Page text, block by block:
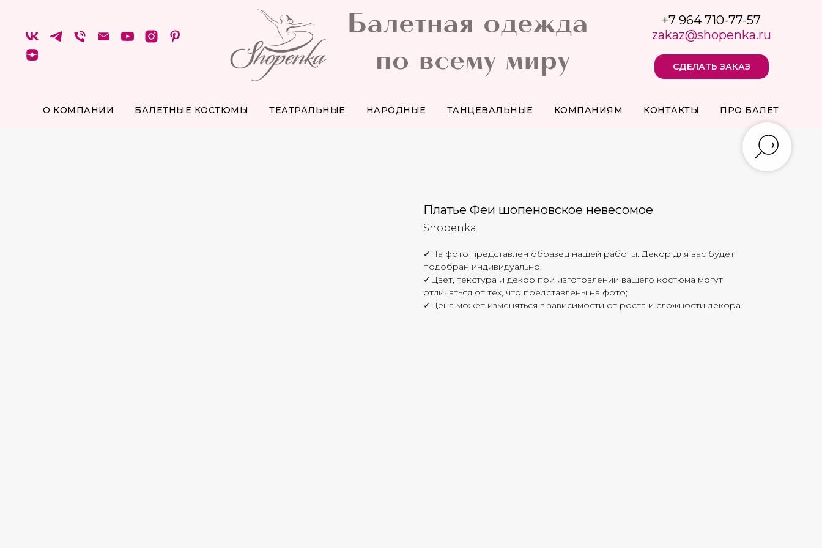
+7 964 710-77-57
zakaz@shopenka.ru
СДЕЛАТЬ ЗАКАЗ
О КОМПАНИИ БАЛЕТНЫЕ КОСТЮМЫ ТЕАТРАЛЬНЫЕ НАРОДНЫЕ ТАНЦЕВАЛЬНЫЕ КОМПАНИЯМ КОНТАКТЫ ПРО БАЛЕТ
Платье Феи шопеновское невесомое
Shopenka
✓На фото представлен образец нашей работы. Декор для вас будет
подобран индивидуально.
✓Цвет, текстура и декор при изготовлении вашего костюма могут
отличаться от тех, что представлены на фото;
✓Цена может изменяться в зависимости от роста и сложности декора.